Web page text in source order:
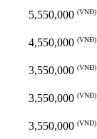
5,550,000 (VNĐ)
4,550,000 (VNĐ)
3,550,000 (VNĐ)
3,550,000 (VNĐ)
3,550,000 (VNĐ)